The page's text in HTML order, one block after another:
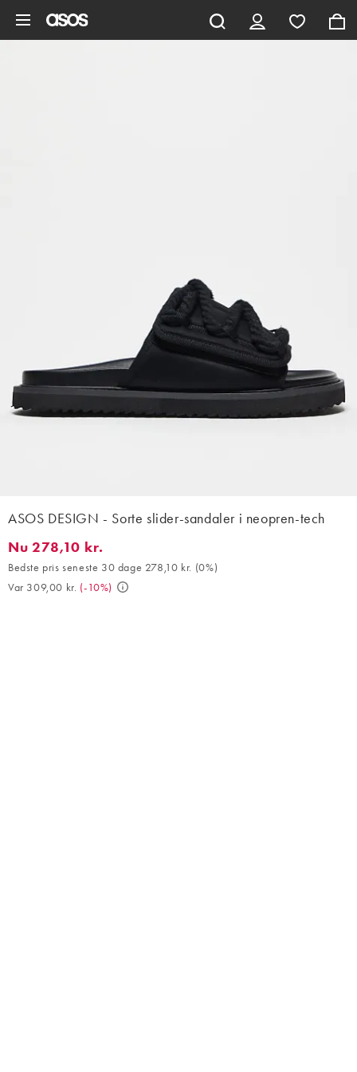
ASOS DESIGN - Sorte slider-sandaler i neopren-tech
Nu 278,10 kr.. Bedste pris seneste 30 dage 278,10 kr. (0%). Var
Nu 278,10 kr.
Bedste pris seneste 30 dage 278,10 kr. (0%)
Var 309,00 kr. (-10%)